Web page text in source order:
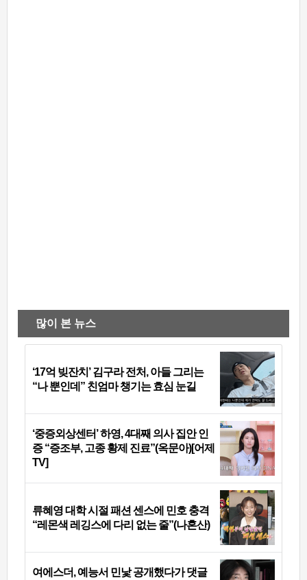
많이 본 뉴스
‘17억 빚잔치’ 김구라 전처, 아들 그리는
“나 뿐인데” 친엄마 챙기는 효심 눈길
‘중증외상센터’ 하영, 4대째 의사 집안 인
증 “증조부, 고종 황제 진료”(옥문아)[어제
TV]
류혜영 대학 시절 패션 센스에 민호 충격
“레몬색 레깅스에 다리 없는 줄”(나혼산)
여에스더, 예능서 민낯 공개했다가 댓글